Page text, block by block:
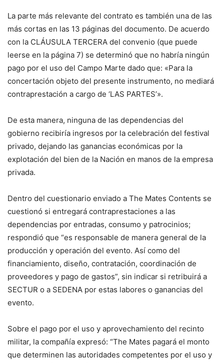
La parte más relevante del contrato es también una de las
más cortas en las 13 páginas del documento. De acuerdo
con la CLÁUSULA TERCERA del convenio (que puede
leerse en la página 7) se determinó que no habría ningún
pago por el uso del Campo Marte dado que: «Para la
concertación objeto del presente instrumento, no mediará
contraprestación a cargo de ‘LAS PARTES’».
De esta manera, ninguna de las dependencias del
gobierno recibiría ingresos por la celebración del festival
privado, dejando las ganancias económicas por la
explotación del bien de la Nación en manos de la empresa
privada.
Dentro del cuestionario enviado a The Mates Contents se
cuestionó si entregará contraprestaciones a las
dependencias por entradas, consumo y patrocinios;
respondió que “es responsable de manera general de la
producción y operación del evento. Así como del
financiamiento, diseño, contratación, coordinación de
proveedores y pago de gastos”, sin indicar si retribuirá a
SECTUR o a SEDENA por estas labores o ganancias del
evento.
Sobre el pago por el uso y aprovechamiento del recinto
militar, la compañía expresó: “The Mates pagará el monto
que determinen las autoridades competentes por el uso y